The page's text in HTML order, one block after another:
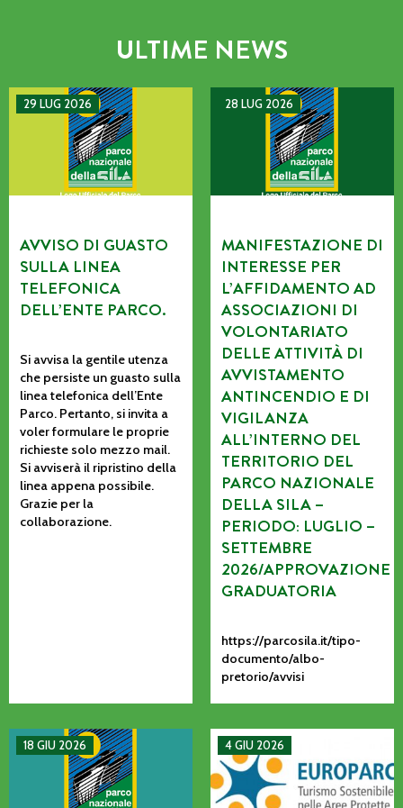
ULTIME NEWS
29 LUG 2026
AVVISO DI GUASTO SULLA LINEA TELEFONICA DELL’ENTE
AVVISO DI GUASTO
SULLA LINEA
TELEFONICA
DELL’ENTE PARCO.
Si avvisa la gentile utenza
che persiste un guasto sulla
linea telefonica dell’Ente
Parco. Pertanto, si invita a
voler formulare le proprie
richieste solo mezzo mail.
Si avviserà il ripristino della
linea appena possibile.
Grazie per la
collaborazione.
28 LUG 2026
MANIFESTAZIONE DI
MANIFESTAZIONE DI
INTERESSE PER
L’AFFIDAMENTO AD
ASSOCIAZIONI DI
VOLONTARIATO
DELLE ATTIVITÀ DI
AVVISTAMENTO
ANTINCENDIO E DI
VIGILANZA
ALL’INTERNO DEL
TERRITORIO DEL
PARCO NAZIONALE
DELLA SILA –
PERIODO: LUGLIO –
SETTEMBRE
2026/APPROVAZIONE
GRADUATORIA
https://parcosila.it/tipo-
documento/albo-
pretorio/avvisi
18 GIU 2026
MANIFESTAZIONE DI INTERESSE PER L’AFFIDAMENTO
4 GIU 2026
La CETS come processo